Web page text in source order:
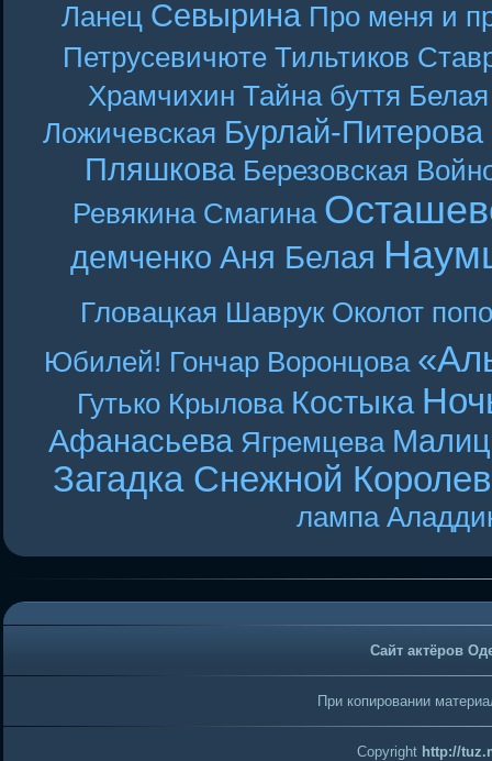
Ланец Севырина Про меня и
Петрусевичюте Тильтиков
Храмчихин Тайна буття
Ложичевская Бурлай-Питерова
Пляшкова Березовская
Ревякина Смагина
демченко Аня Белая
Гловацкая Шаврук Околот
Юбилей! Гончар Воронцова
Гутько Крылова Костыка
Афанасьева Ягремцева
Загадка Снежной
лампа
Сайт актёров
При копировании
Copyright http://